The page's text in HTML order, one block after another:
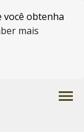
você obtenha
mais
menu